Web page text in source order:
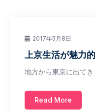
2017年5月8日
上京生活が魅力
地方から東京に出て
Read More